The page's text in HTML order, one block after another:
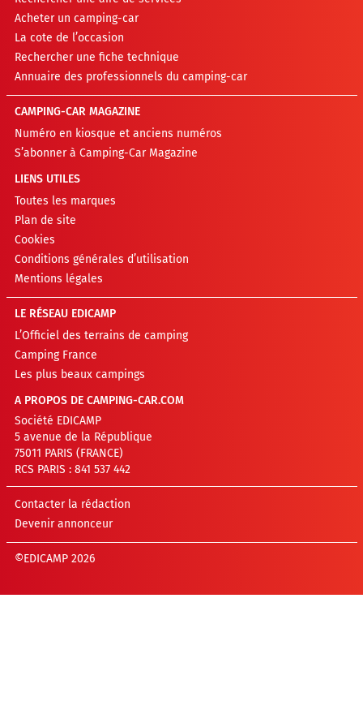
Acheter un camping-car
La cote de l’occasion
Rechercher une fiche technique
Annuaire des professionnels du camping-car
CAMPING-CAR MAGAZINE
Numéro en kiosque et anciens numéros
S’abonner à Camping-Car Magazine
LIENS UTILES
Toutes les marques
Plan de site
Cookies
Conditions générales d’utilisation
Mentions légales
LE RÉSEAU EDICAMP
L’Officiel des terrains de camping
Camping France
Les plus beaux campings
A PROPOS DE CAMPING-CAR.COM
Société EDICAMP
5 avenue de la République
75011 PARIS (FRANCE)
RCS PARIS : 841 537 442
Contacter la rédaction
Devenir annonceur
©EDICAMP 2026